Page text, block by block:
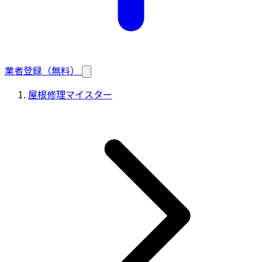
業者登録（無料）
屋根修理マイスター